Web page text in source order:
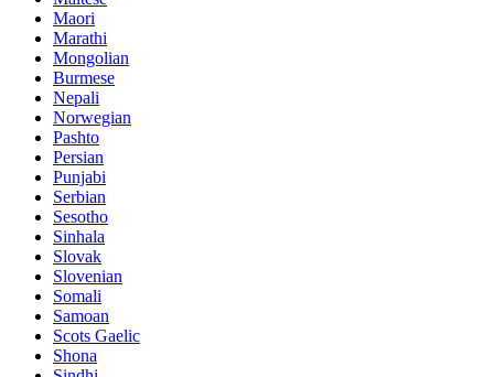
Maori
Marathi
Mongolian
Burmese
Nepali
Norwegian
Pashto
Persian
Punjabi
Serbian
Sesotho
Sinhala
Slovak
Slovenian
Somali
Samoan
Scots Gaelic
Shona